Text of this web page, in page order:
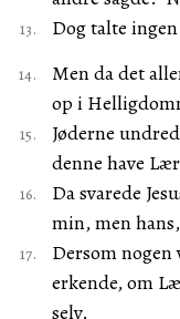
Dog talte
Men da det
op i
Jøderne
denne have
Da svarede
min, men
Dersom nogen
erkende, om
selv.